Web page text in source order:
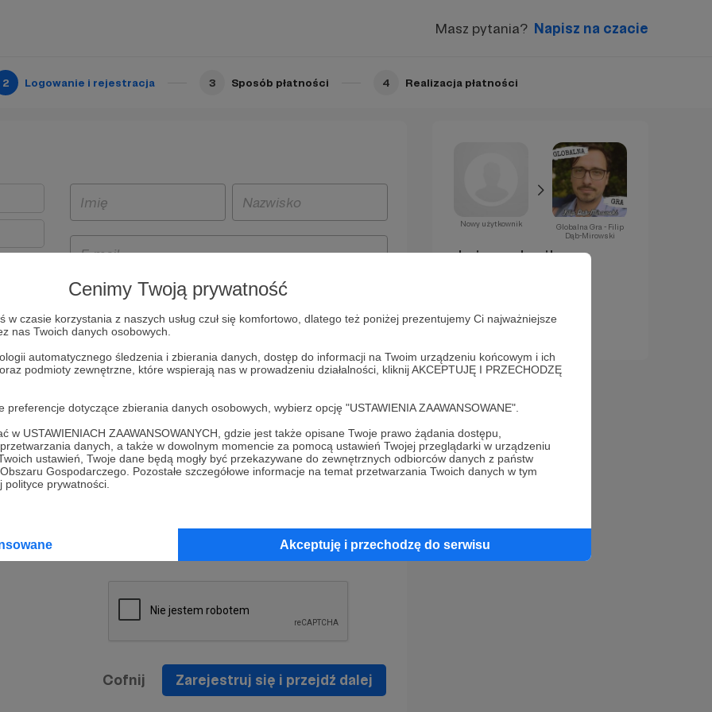
Cenimy Twoją prywatność
w czasie korzystania z naszych usług czuł się komfortowo, dlatego też poniżej prezentujemy Ci najważniejsze
nas Twoich danych osobowych.
automatycznego śledzenia i zbierania danych, dostęp do informacji na Twoim urządzeniu końcowym i ich
podmioty zewnętrzne, które wspierają nas w prowadzeniu działalności, kliknij AKCEPTUJĘ I PRZECHODZĘ
dotyczące zbierania danych osobowych, wybierz opcję "USTAWIENIA ZAAWANSOWANE".
w USTAWIENIACH ZAAWANSOWANYCH, gdzie jest także opisane Twoje prawo żądania dostępu,
danych, a także w dowolnym momencie za pomocą ustawień Twojej przeglądarki w urządzeniu
ustawień, Twoje dane będą mogły być przekazywane do zewnętrznych odbiorców danych z państw
Gospodarczego. Pozostałe szczegółowe informacje na temat przetwarzania Twoich danych w tym
prywatności.
Akceptuję i przechodzę do serwisu
Masz pytania? Napisz na czacie
2 Logowanie i rejestracja 3 Sposób płatności 4 Realizacja płatności
i
będą
z
prawo
na
Politykę Prywatności
* Wyrażam zgodę na przetwarzanie moich danych
osobowych podanych w formularzu rejestracyjnym w celu
prawidłowego świadczenia usług serwisu Patronite.
informacji handlowych - newslettera. Opcja ta może zostać
Cofnij Zarejestruj się i przejdź dalej
Nowy użytkownik
Globalna Gra - Filip
Dąb-Mirowski
Już za chwilę